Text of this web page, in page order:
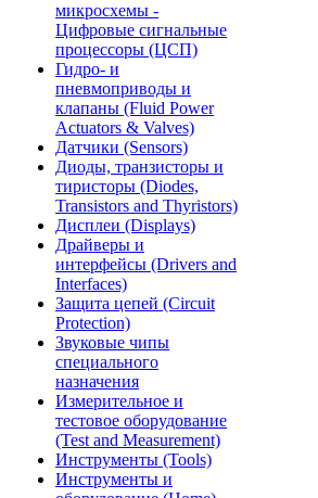
микросхемы -
Цифровые сигнальные
процессоры (ЦСП)
Гидро- и
пневмоприводы и
клапаны (Fluid Power
Actuators & Valves)
Датчики (Sensors)
Диоды, транзисторы и
тиристоры (Diodes,
Transistors and Thyristors)
Дисплеи (Displays)
Драйверы и
интерфейсы (Drivers and
Interfaces)
Защита цепей (Circuit
Protection)
Звуковые чипы
специального
назначения
Измерительное и
тестовое оборудование
(Test and Measurement)
Инструменты (Tools)
Инструменты и